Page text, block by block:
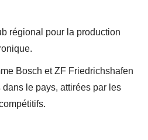
régional pour la production
Bosch et ZF Friedrichshafen
le pays, attirées par les